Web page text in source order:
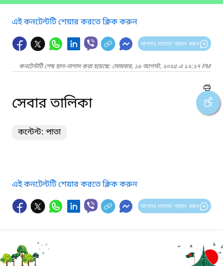
এই কনটেন্টটি শেয়ার করতে ক্লিক করুন
আপনার মতামত প্রদান করুন
কনটেন্টটি শেষ হাল-নাগাদ করা হয়েছে: সোমবার, ১৮ আগস্ট, ২০২৫ এ ১২:১৭ PM
সেবার তালিকা
কন্টেন্ট: পাতা
এই কনটেন্টটি শেয়ার করতে ক্লিক করুন
আপনার মতামত প্রদান করুন